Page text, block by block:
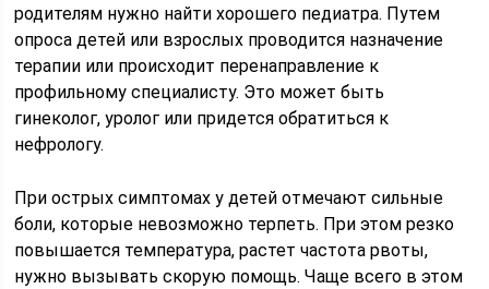
родителям нужно найти хорошего педиатра. Путем
опроса детей или взрослых проводится назначение
терапии или происходит перенаправление к
профильному специалисту. Это может быть
гинеколог, уролог или придется обратиться к
нефрологу.
При острых симптомах у детей отмечают сильные
боли, которые невозможно терпеть. При этом резко
повышается температура, растет частота рвоты,
нужно вызывать скорую помощь. Чаще всего в этом